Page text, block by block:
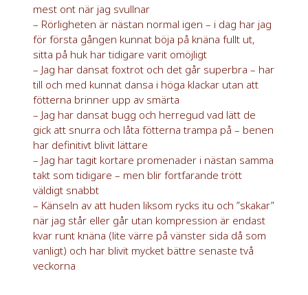
mest ont när jag svullnar
– Rörligheten är nästan normal igen – i dag har jag
för första gången kunnat böja på knäna fullt ut,
sitta på huk har tidigare varit omöjligt
– Jag har dansat foxtrot och det går superbra – har
till och med kunnat dansa i höga klackar utan att
fötterna brinner upp av smärta
– Jag har dansat bugg och herregud vad lätt de
gick att snurra och låta fötterna trampa på – benen
har definitivt blivit lättare
– Jag har tagit kortare promenader i nästan samma
takt som tidigare – men blir fortfarande trött
väldigt snabbt
– Känseln av att huden liksom rycks itu och ”skakar”
när jag står eller går utan kompression är endast
kvar runt knäna (lite värre på vänster sida då som
vanligt) och har blivit mycket bättre senaste två
veckorna